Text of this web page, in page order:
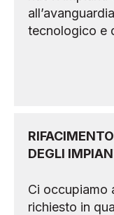
tecnologico e
DEGLI
Ci occupiamo
richiesto in